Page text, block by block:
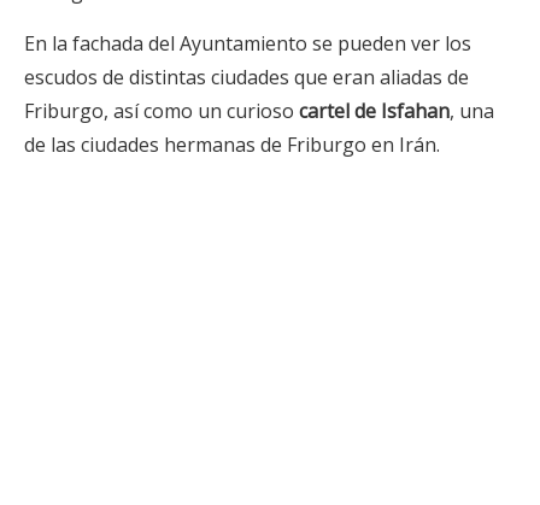
En la fachada del Ayuntamiento se pueden ver los
escudos de distintas ciudades que eran aliadas de
Friburgo, así como un curioso cartel de Isfahan, una
de las ciudades hermanas de Friburgo en Irán.